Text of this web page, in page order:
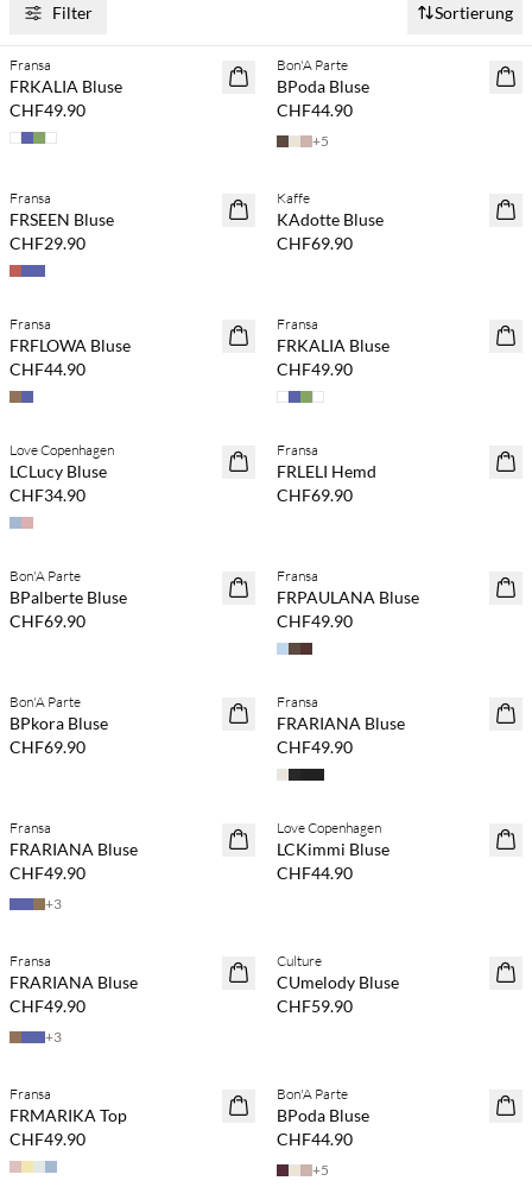
Filter Sortierung
NEUHEITEN
Fransa
FRKALIA Bluse
CHF49.90
NEUHEITEN
Kaufe mind. 2 & spare 20 %
Bon'A Parte
BPoda Bluse
CHF44.90
+5
NEUHEITEN
Fransa
FRSEEN Bluse
CHF29.90
NEUHEITEN
Kaffe
KAdotte Bluse
CHF69.90
NEUHEITEN
Fransa
FRFLOWA Bluse
CHF44.90
NEUHEITEN
Fransa
FRKALIA Bluse
CHF49.90
Love Copenhagen
LCLucy Bluse
CHF34.90
NEUHEITEN
Kaufe mind. 2 & spare 20 %
Fransa
FRLELI Hemd
CHF69.90
NEUHEITEN
Kaufe mind. 2 & spare 20 %
Bon'A Parte
BPalberte Bluse
CHF69.90
NEUHEITEN
Fransa
FRPAULANA Bluse
CHF49.90
NEUHEITEN
Bon'A Parte
BPkora Bluse
CHF69.90
NEUHEITEN
Kaufe mind. 2 & spare 20 %
Fransa
FRARIANA Bluse
CHF49.90
NEUHEITEN
Fransa
FRARIANA Bluse
CHF49.90
+3
Love Copenhagen
LCKimmi Bluse
CHF44.90
NEUHEITEN
Fransa
FRARIANA Bluse
CHF49.90
+3
NEUHEITEN
Culture
CUmelody Bluse
CHF59.90
Fransa
FRMARIKA Top
CHF49.90
NEUHEITEN
Bon'A Parte
BPoda Bluse
CHF44.90
+5